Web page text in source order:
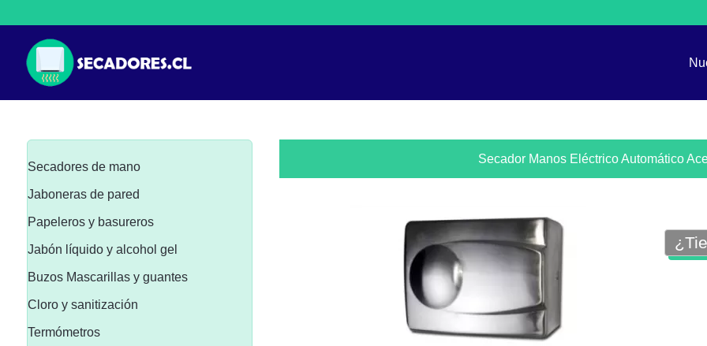
Secadores de mano
Jaboneras de pared
Papeleros y basureros
Jabón líquido y alcohol gel
Buzos Mascarillas y guantes
Cloro y sanitización
Termómetros
Secador Manos Eléctrico Automático